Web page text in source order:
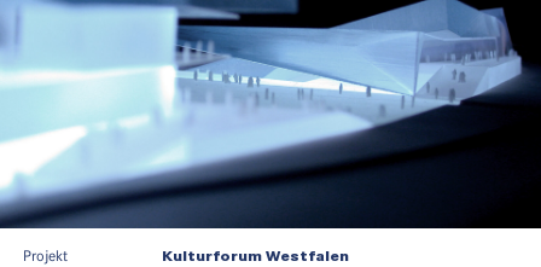
Projekt Kulturforum Westfalen